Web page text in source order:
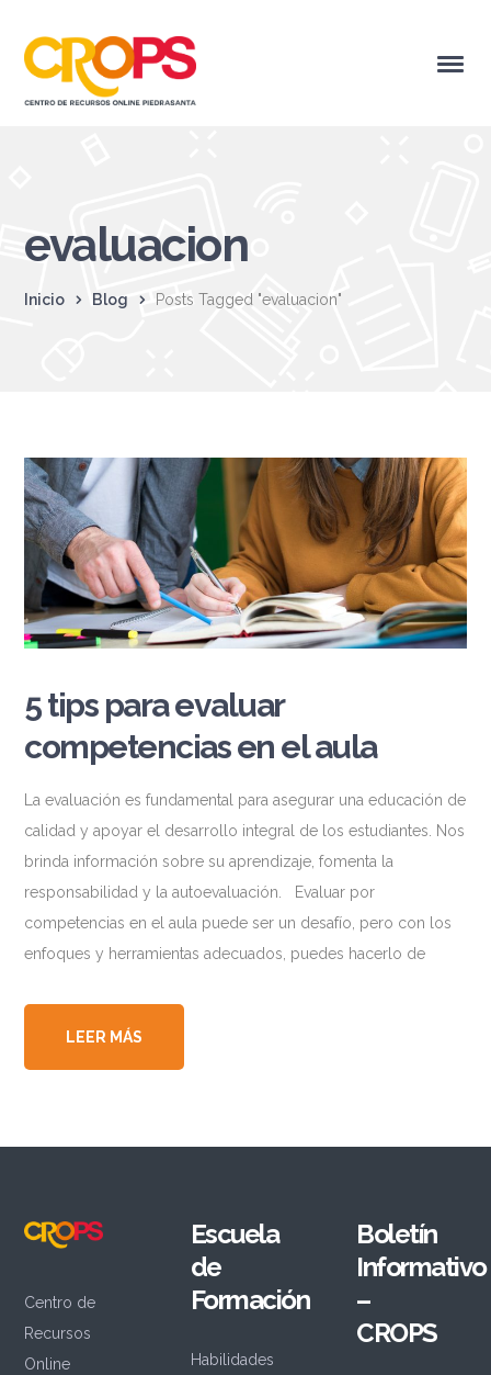
evaluacion
Inicio Blog Posts Tagged "evaluacion"
5 tips para evaluar
competencias en el aula
La evaluación es fundamental para asegurar una educación de
calidad y apoyar el desarrollo integral de los estudiantes. Nos
brinda información sobre su aprendizaje, fomenta la
responsabilidad y la autoevaluación. Evaluar por
competencias en el aula puede ser un desafío, pero con los
enfoques y herramientas adecuados, puedes hacerlo de
LEER MÁS
Centro de
Recursos
Online
Escuela
de
Formación
Habilidades
Boletín
Informativo
–
CROPS